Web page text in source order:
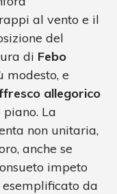
al vento e il
del
di Febo
modesto, e
allegorico
La
non unitaria,
anche se
impeto
da